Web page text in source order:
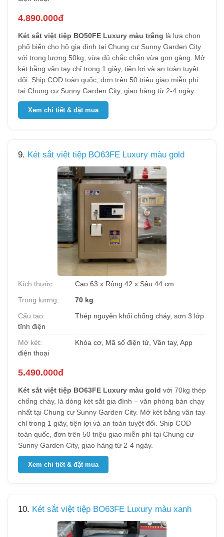
4.890.000đ
Két sắt việt tiệp BO50FE Luxury màu trắng là lựa chọn
phổ biến cho hộ gia đình tại Chung cư Sunny Garden City
với trọng lượng 50kg, vừa đủ chắc chắn vừa gọn gàng. Mở
két bằng vân tay chỉ trong 1 giây, tiện lợi và an toàn tuyệt
đối. Ship COD toàn quốc, đơn trên 50 triệu giao miễn phí
tại Chung cư Sunny Garden City, giao hàng từ 2-4 ngày.
Xem chi tiết & đặt mua
9. Két sắt việt tiệp BO63FE Luxury màu gold
Kích thước:
Cao 63 x Rộng 42 x Sâu 44 cm
Trọng lượng:
70 kg
Cấu tạo:
Thép nguyên khối chống cháy, sơn 3 lớp
tĩnh điện
Mở két:
Khóa cơ, Mã số điện tử, Vân tay, App
điện thoại
5.490.000đ
Két sắt việt tiệp BO63FE Luxury màu gold với 70kg thép
chống cháy, là dòng két sắt gia đình – văn phòng bán chạy
nhất tại Chung cư Sunny Garden City. Mở két bằng vân tay
chỉ trong 1 giây, tiện lợi và an toàn tuyệt đối. Ship COD
toàn quốc, đơn trên 50 triệu giao miễn phí tại Chung cư
Sunny Garden City, giao hàng từ 2-4 ngày.
Xem chi tiết & đặt mua
10. Két sắt việt tiệp BO63FE Luxury màu xanh